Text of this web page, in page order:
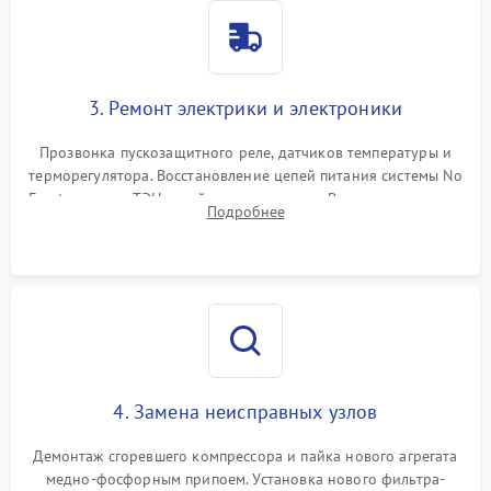
3. Ремонт электрики и электроники
Прозвонка пускозащитного реле, датчиков температуры и
терморегулятора. Восстановление цепей питания системы No
Frost, включая ТЭН оттайки и вентилятор. Ремонт или замена
платы управления при сбоях алгоритмов.
Подробнее
4. Замена неисправных узлов
Демонтаж сгоревшего компрессора и пайка нового агрегата
медно-фосфорным припоем. Установка нового фильтра-